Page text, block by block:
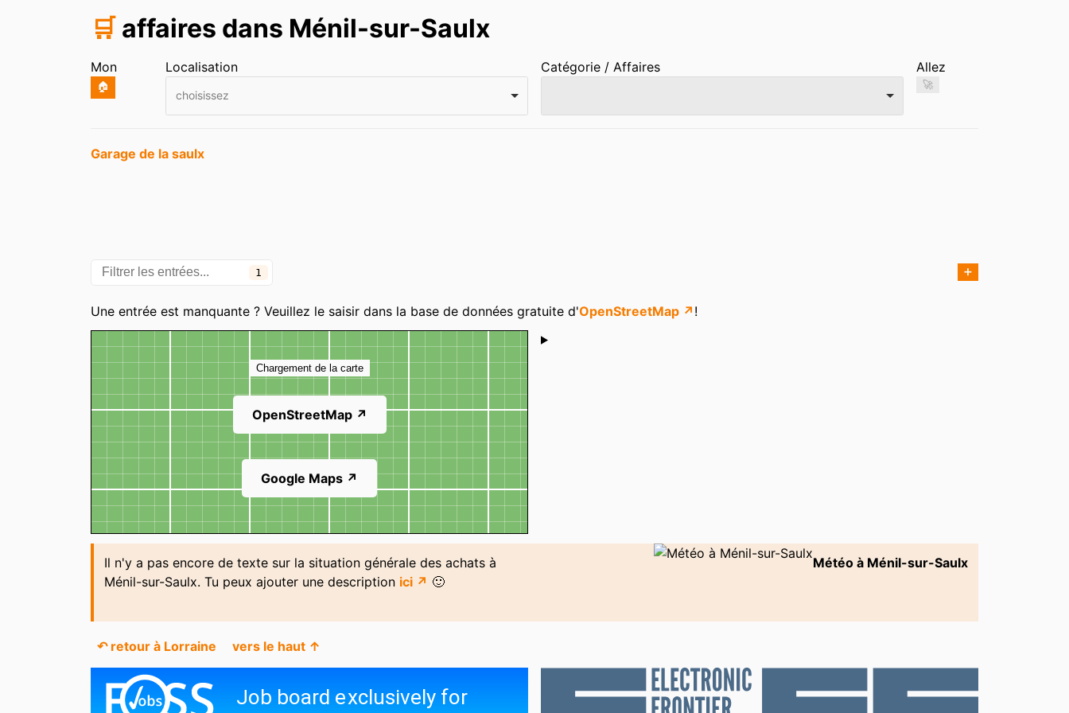
🛒 affaires dans Ménil-sur-Saulx
Mon
🏠
Localisation
choisissez
Catégorie / Affaires Allez
🚀
Entrées
Garage de la saulx
1 ➕
Catégories
Une entrée est manquante ? Veuillez le saisir dans la base de données gratuite d'OpenStreetMap ↗ !
Carte
Chargement de la carte
OpenStreetMap ↗
Google Maps ↗
Shoutbox
Il n'y a pas encore de texte sur la situation générale des achats à
Ménil-sur-Saulx. Tu peux ajouter une description ici ↗ 🙂
Météo à Ménil-sur-Saulx
↶ retour à Lorraine vers le haut ↑